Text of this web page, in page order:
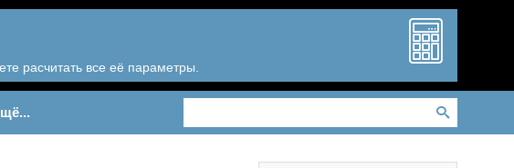
расчитать все её параметры.